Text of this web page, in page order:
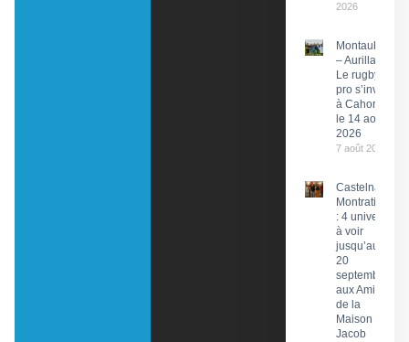
2026
Montauban
– Aurillac :
Le rugby
pro s’invite
à Cahors
le 14 août
2026
7 août 2026
Castelnau-
Montratier
: 4 univers
à voir
jusqu’au
20
septembre
aux Amis
de la
Maison
Jacob